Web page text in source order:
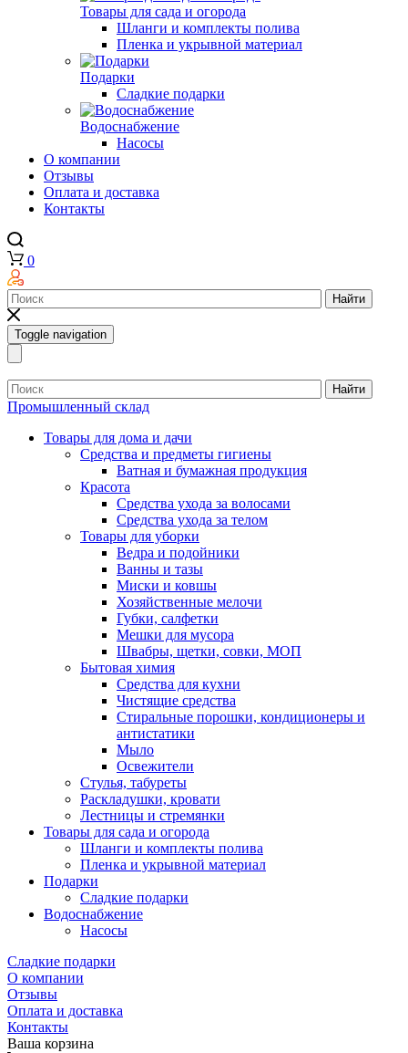
Товары для сада и огорода
Шланги и комплекты полива
Пленка и укрывной материал
Подарки
Cладкие подарки
Водоснабжение
Насосы
О компании
Отзывы
Оплата и доставка
Контакты
0
Найти
Toggle navigation
Найти
Промышленный склад
Товары для дома и дачи
Средства и предметы гигиены
Ватная и бумажная продукция
Красота
Средства ухода за волосами
Средства ухода за телом
Товары для уборки
Ведра и подойники
Ванны и тазы
Миски и ковшы
Хозяйственные мелочи
Губки, салфетки
Мешки для мусора
Швабры, щетки, совки, МОП
Бытовая химия
Средства для кухни
Чистящие средства
Стиральные порошки, кондиционеры и
антистатики
Мыло
Освежители
Стулья, табуреты
Раскладушки, кровати
Лестницы и стремянки
Товары для сада и огорода
Шланги и комплекты полива
Пленка и укрывной материал
Подарки
Cладкие подарки
Водоснабжение
Насосы
Сладкие подарки
О компании
Отзывы
Оплата и доставка
Контакты
Ваша корзина